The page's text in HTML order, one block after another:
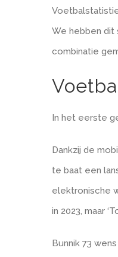
We hebben dit
combinatie
In het eerste
Dankzij de
te baat een
elektronische
in 2023, maar
Bunnik 73